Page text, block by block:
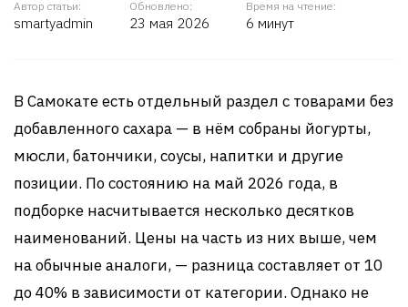
Автор статьи:
smartyadmin
Обновлено:
23 мая 2026
Время на чтение:
6 минут
В Самокате есть отдельный раздел с товарами без
добавленного сахара — в нём собраны йогурты,
мюсли, батончики, соусы, напитки и другие
позиции. По состоянию на май 2026 года, в
подборке насчитывается несколько десятков
наименований. Цены на часть из них выше, чем
на обычные аналоги, — разница составляет от 10
до 40% в зависимости от категории. Однако не